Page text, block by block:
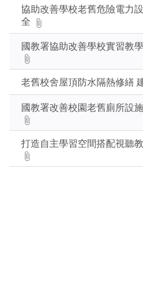
Enter
查
協助改善學校老舊危險電力
全
國教署協助改善學校實習教
老舊校舍屋頂防水隔熱修繕
國教署改善校園老舊廁所設
打造自主學習空間搭配視聽